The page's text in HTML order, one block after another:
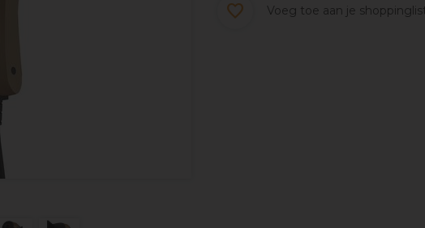
Voeg toe aan je